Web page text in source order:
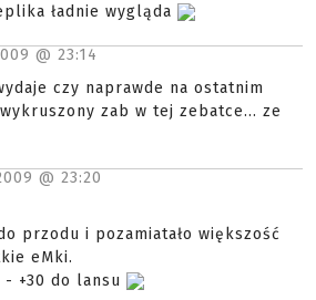
ładnie wygląda
@ 23:14
czy naprawde na ostatnim
zab w tej zebatce... ze
@ 23:20
przodu i pozamiatało większość
eMki.
- +30 do lansu